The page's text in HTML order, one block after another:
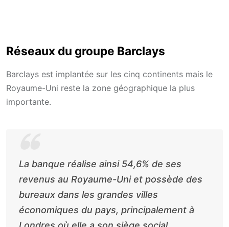
Réseaux du groupe Barclays
Barclays est implantée sur les cinq continents mais le
Royaume-Uni reste la zone géographique la plus
importante.
La banque réalise ainsi 54,6% de ses
revenus au Royaume-Uni et possède des
bureaux dans les grandes villes
économiques du pays, principalement à